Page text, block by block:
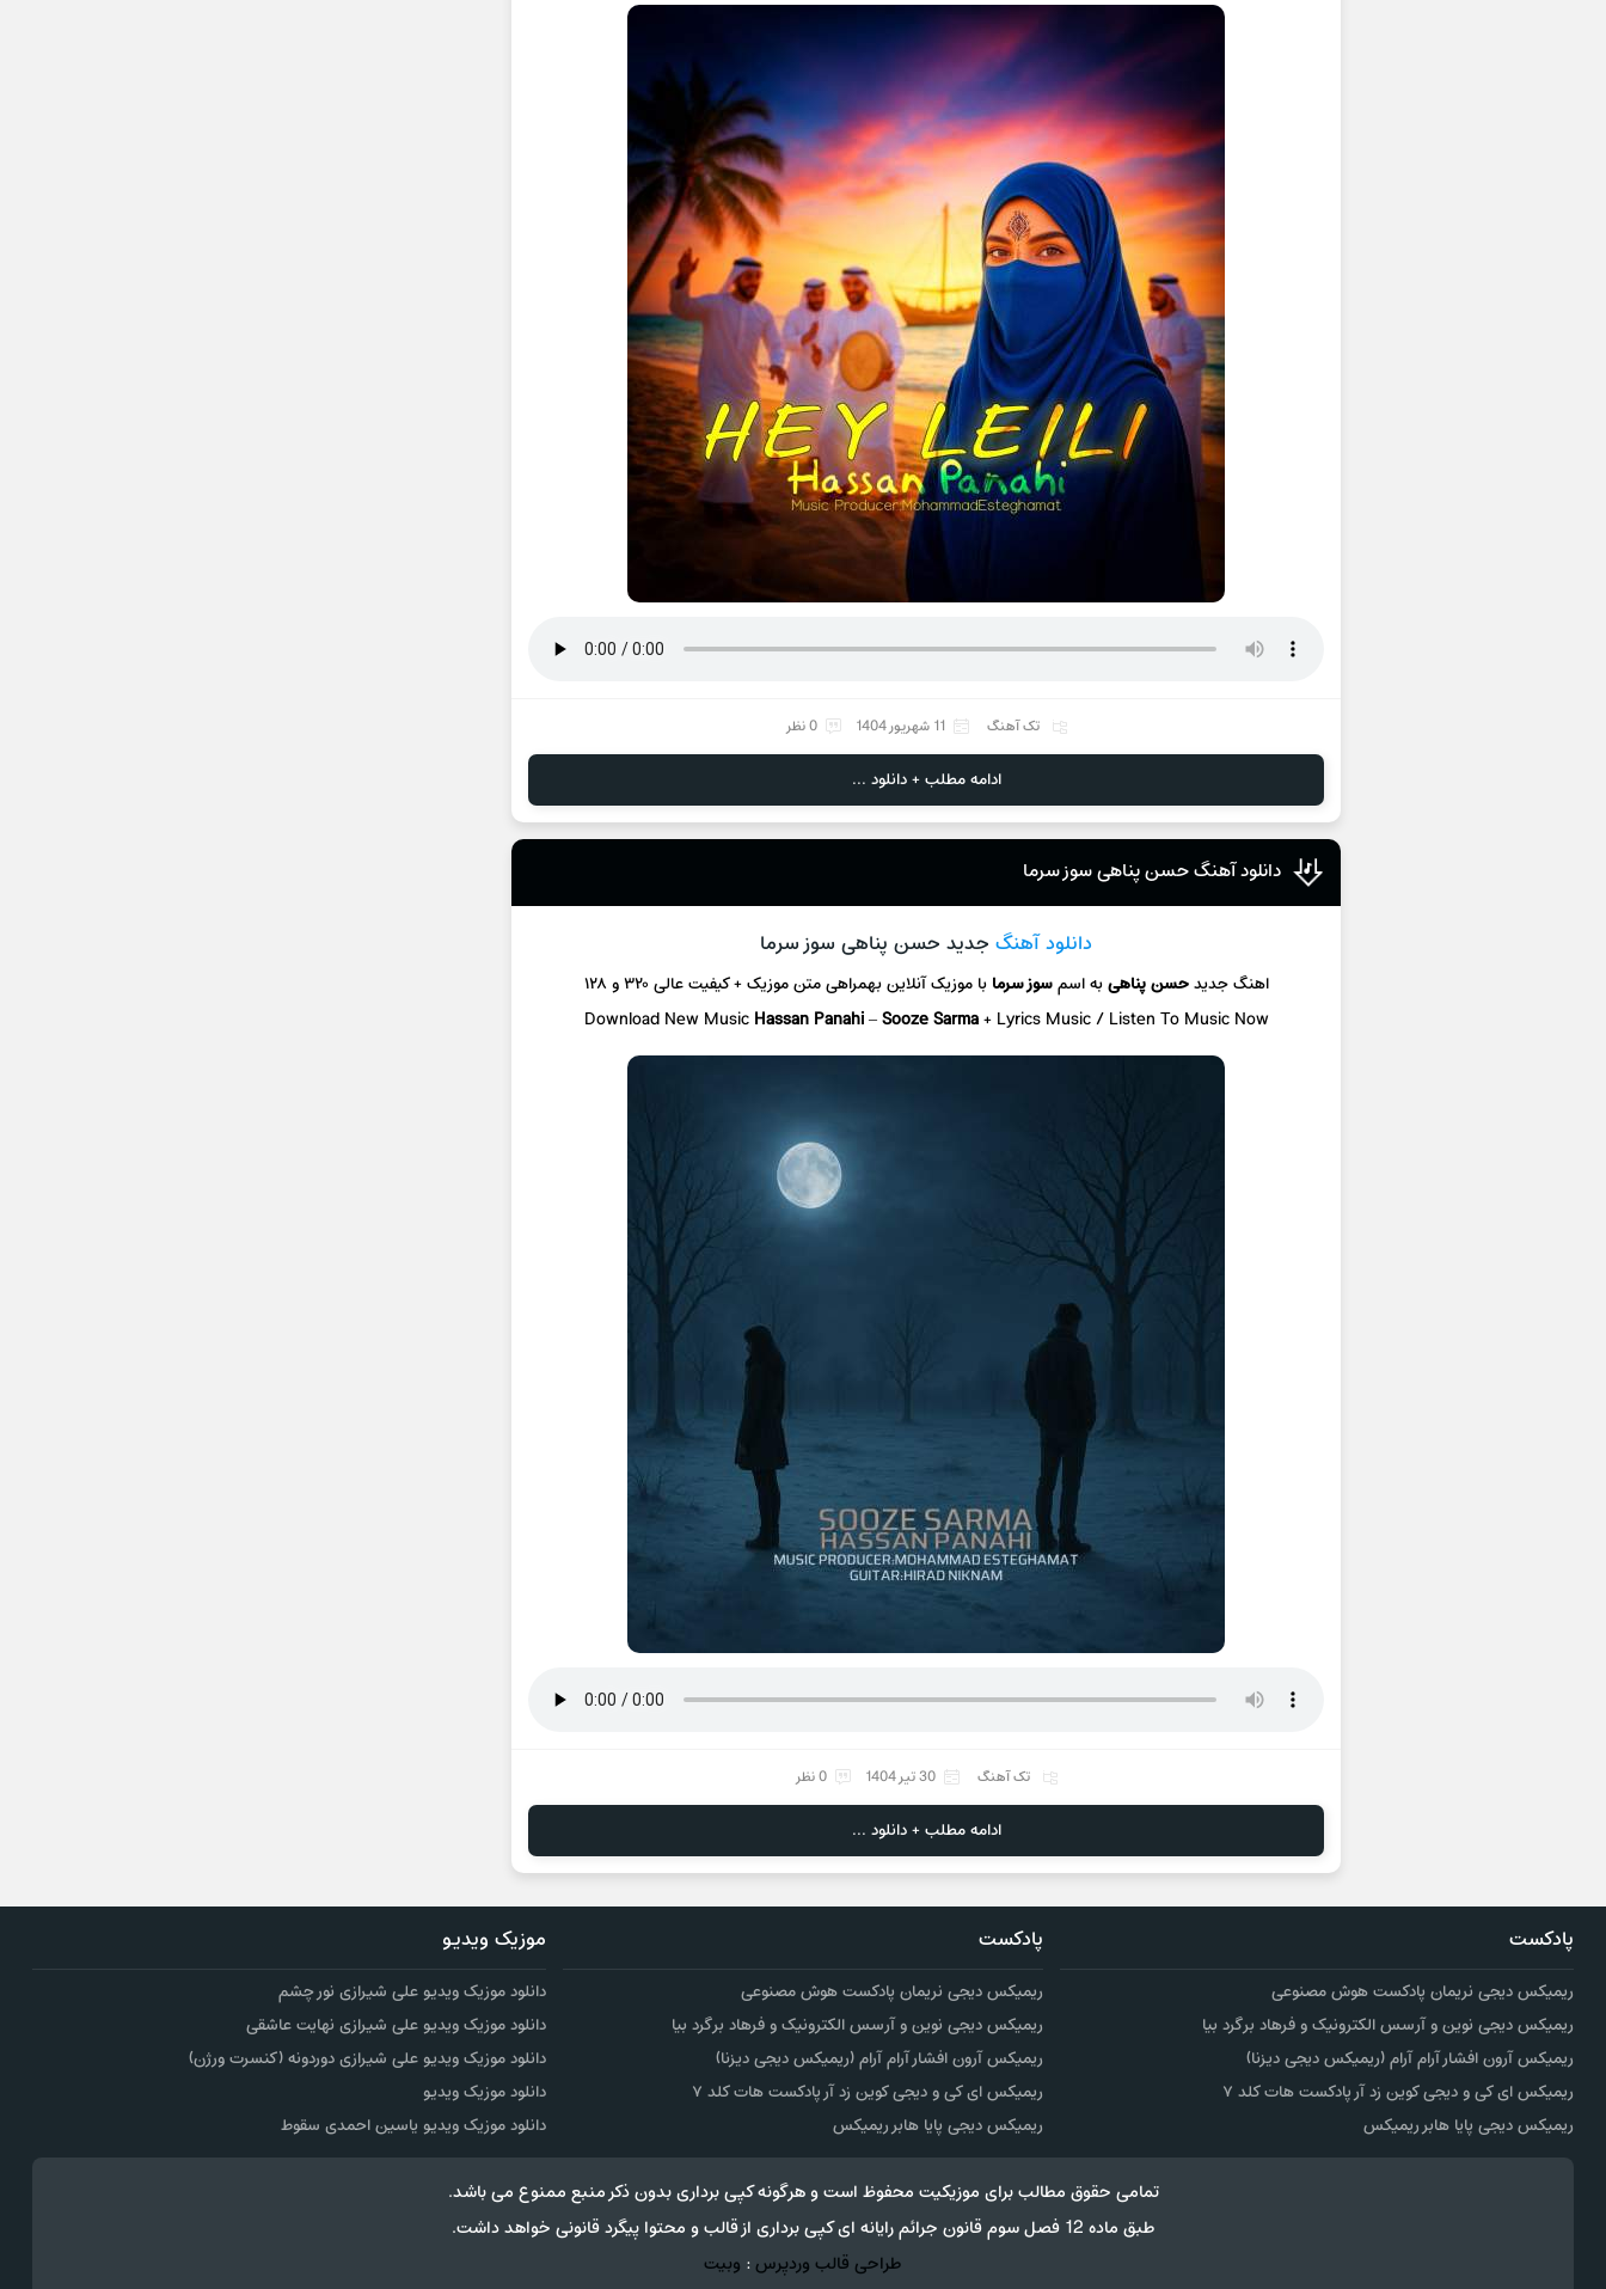
تک آهنگ 11 شهریور 1404 0 نظر
ادامه مطلب + دانلود ...
دانلود آهنگ حسن پناهی سوز سرما
دانلود آهنگجدید حسن پناهی سوز سرما
اهنگ جدیدحسن پناهیبه اسمسوز سرمابا موزیک آنلاینبهمراهی متن موزیک + کیفیت عالی ۳۲۰ و ۱۲۸
Download New Music Hassan Panahi–Sooze Sarma+ Lyrics Music / Listen To Music Now
تک آهنگ 30 تیر 1404 0 نظر
ادامه مطلب + دانلود ...
پادکست
ریمیکس دیجی نریمان پادکست هوش مصنوعی
ریمیکس دیجی نوین و آرسس الکترونیک و فرهاد برگرد بیا
ریمیکس آرون افشار آرام آرام (ریمیکس دیجی دیزنا)
ریمیکس ای کی و دیجی کوین زد آر پادکست هات کلد ۷
ریمیکس دیجی پایا هابر ریمیکس
پادکست
ریمیکس دیجی نریمان پادکست هوش مصنوعی
ریمیکس دیجی نوین و آرسس الکترونیک و فرهاد برگرد بیا
ریمیکس آرون افشار آرام آرام (ریمیکس دیجی دیزنا)
ریمیکس ای کی و دیجی کوین زد آر پادکست هات کلد ۷
ریمیکس دیجی پایا هابر ریمیکس
موزیک ویدیو
دانلود موزیک ویدیو علی شیرازی نور چشم
دانلود موزیک ویدیو علی شیرازی نهایت عاشقی
دانلود موزیک ویدیو علی شیرازی دوردونه (کنسرت ورژن)
دانلود موزیک ویدیو
دانلود موزیک ویدیو یاسین احمدی سقوط
تمامی حقوق مطالب برای موزیکیت محفوظ است و هرگونه کپی برداری بدون ذکر منبع ممنوع می باشد.
طبق ماده 12 فصل سوم قانون جرائم رایانه ای کپی برداری از قالب و محتوا پیگرد قانونی خواهد داشت.
طراحی قالب وردپرس: وبیت